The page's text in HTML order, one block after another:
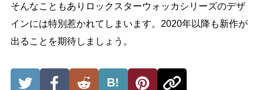
そんなこともありロックスターウォッカシリーズのデザ
インには特別惹かれてしまいます。2020年以降も新作が
出ることを期待しましょう。
B!